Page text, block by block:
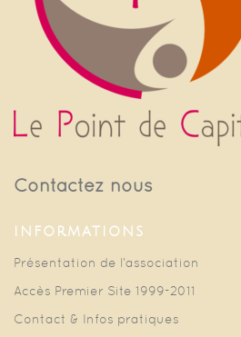
Contactez nous
INFORMATIONS
Présentation de l’association
Accès Premier Site 1999-2011
Contact & Infos pratiques